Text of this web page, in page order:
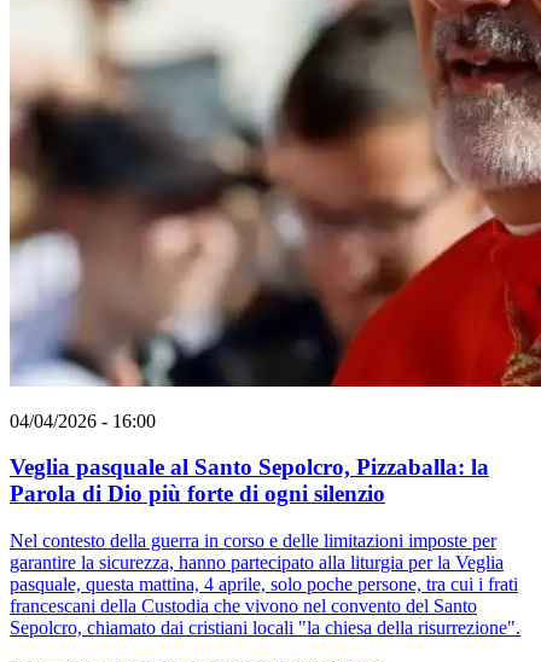
04/04/2026 - 16:00
Veglia pasquale al Santo Sepolcro, Pizzaballa: la
Parola di Dio più forte di ogni silenzio
Nel contesto della guerra in corso e delle limitazioni imposte per
garantire la sicurezza, hanno partecipato alla liturgia per la Veglia
pasquale, questa mattina, 4 aprile, solo poche persone, tra cui i frati
francescani della Custodia che vivono nel convento del Santo
Sepolcro, chiamato dai cristiani locali "la chiesa della risurrezione".